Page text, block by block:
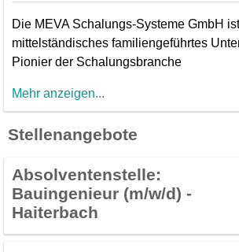
Die MEVA Schalungs-Systeme GmbH
mittelständisches familiengeführtes
Pionier der Schalungsbranche
Mehr anzeigen...
Stellenangebote
Absolventenstelle:
Bauingenieur (m/w/d) -
Haiterbach